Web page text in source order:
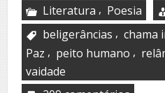
Literatura , Poesia
beligerâncias , chama
Paz , peito humano ,
vaidade